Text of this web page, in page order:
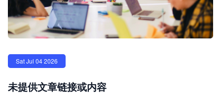
Sat Jul 04 2026
未提供文章链接或内容